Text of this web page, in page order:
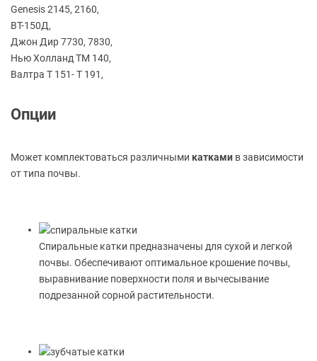
Genesis 2145, 2160,
ВТ-150Д,
Джон Дир 7730, 7830,
Нью Холланд TМ 140,
Валтра Т 151- Т 191,
Опции
Может комплектоваться различными катками в зависимости
от типа почвы.
Спиральные катки предназначены для сухой и легкой
почвы. Обеспечивают оптимальное крошение почвы,
выравнивание поверхности поля и вычесывание
подрезанной сорной растительности.